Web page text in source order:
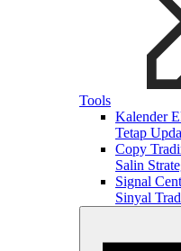
Tools
Kalender
Tetap
Copy
Salin
Signal
Sinyal